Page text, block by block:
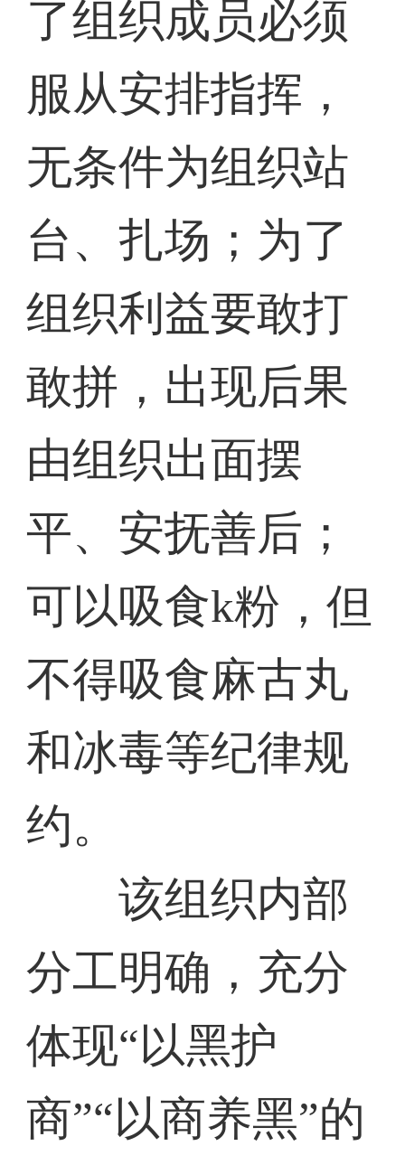
了组织成员必须
服从安排指挥，
无条件为组织站
台、扎场；为了
组织利益要敢打
敢拼，出现后果
由组织出面摆
平、安抚善后；
可以吸食k粉，但
不得吸食麻古丸
和冰毒等纪律规
约。
该组织内部
分工明确，充分
体现“以黑护
商”“以商养黑”的